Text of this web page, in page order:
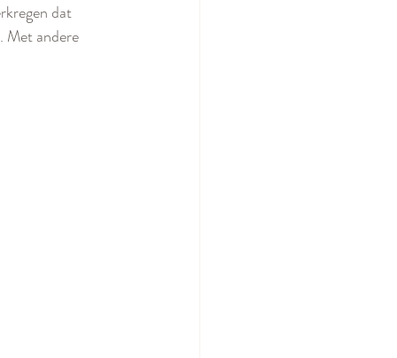
dat
Met andere